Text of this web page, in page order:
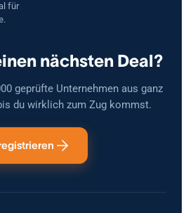
für
nächsten Deal?
geprüfte Unternehmen aus ganz
du wirklich zum Zug kommst.